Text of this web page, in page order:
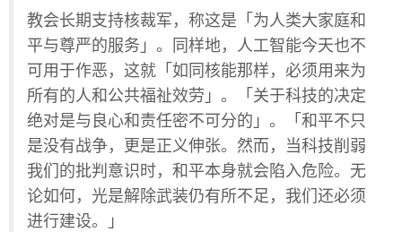
教会长期支持核裁军，称这是「为人类大家庭和
平与尊严的服务」。同样地，人工智能今天也不
可用于作恶，这就「如同核能那样，必须用来为
所有的人和公共福祉效劳」。「关于科技的决定
绝对是与良心和责任密不可分的」。「和平不只
是没有战争，更是正义伸张。然而，当科技削弱
我们的批判意识时，和平本身就会陷入危险。无
论如何，光是解除武装仍有所不足，我们还必须
进行建设。」